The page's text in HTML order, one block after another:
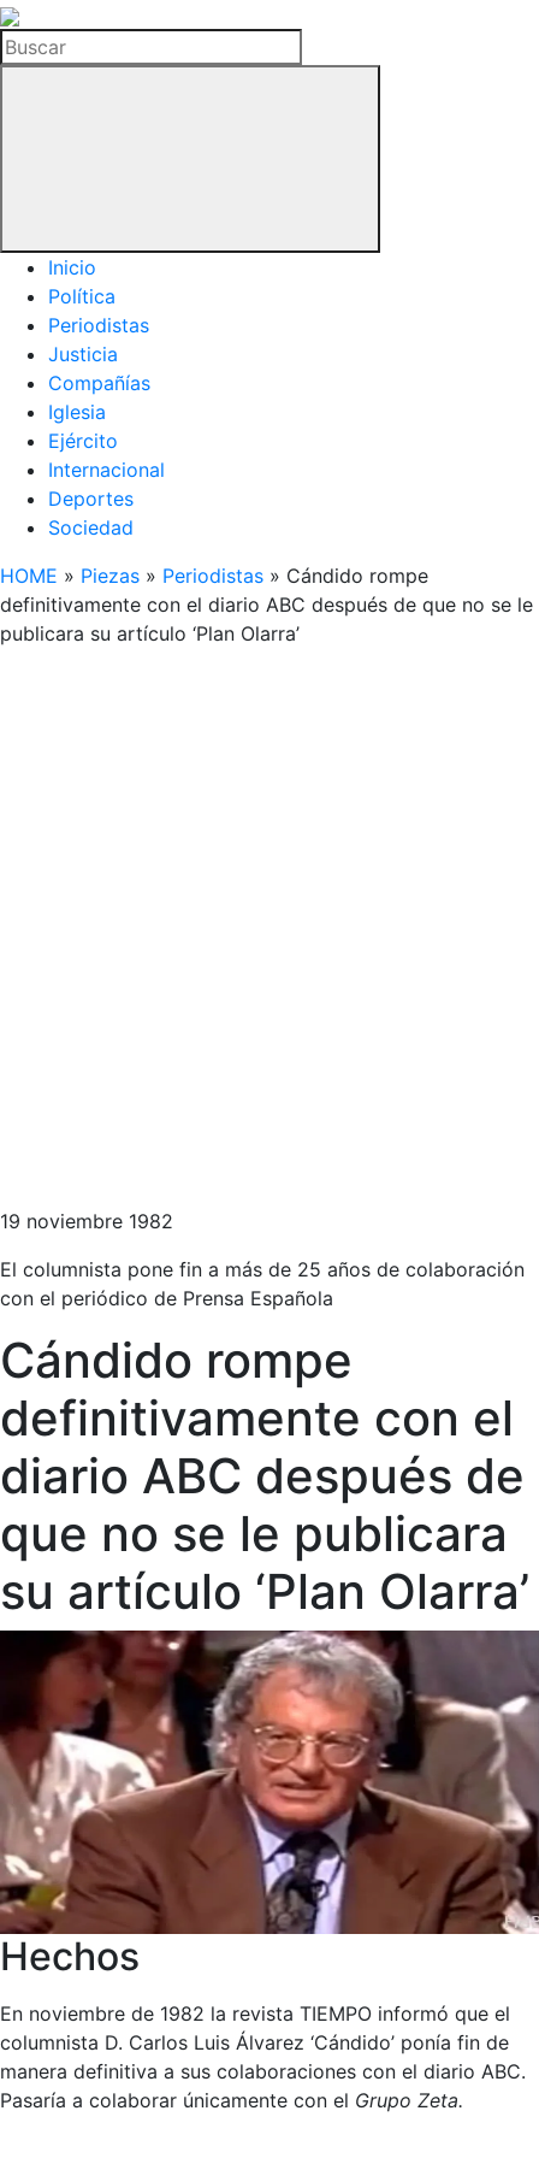
La
Hemeroteca
del
Buscar
Inicio
Política
Periodistas
Justicia
Compañías
Iglesia
Ejército
Internacional
Deportes
Sociedad
HOME » Piezas » Periodistas » Cándido rompe
definitivamente con el diario ABC después de que no se le
publicara su artículo ‘Plan Olarra’
19 noviembre 1982
El columnista pone fin a más de 25 años de colaboración
con el periódico de Prensa Española
Cándido rompe
definitivamente con el
diario ABC después de
que no se le publicara
su artículo ‘Plan Olarra’
Hechos
En noviembre de 1982 la revista TIEMPO informó que el
columnista D. Carlos Luis Álvarez ‘Cándido’ ponía fin de
manera definitiva a sus colaboraciones con el diario ABC.
Pasaría a colaborar únicamente con el Grupo Zeta.